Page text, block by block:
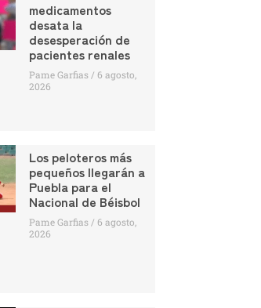
medicamentos
desata la
desesperación de
pacientes renales
Pame Garfias
6 agosto,
2026
Los peloteros más
pequeños llegarán a
Puebla para el
Nacional de Béisbol
Pame Garfias
6 agosto,
2026